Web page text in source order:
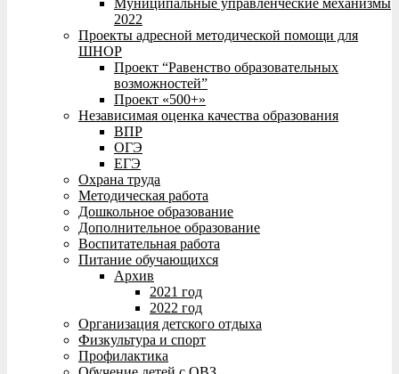
Муниципальные управленческие механизмы
2022
Проекты адресной методической помощи для
ШНОР
Проект “Равенство образовательных
возможностей”
Проект «500+»
Независимая оценка качества образования
ВПР
ОГЭ
ЕГЭ
Охрана труда
Методическая работа
Дошкольное образование
Дополнительное образование
Воспитательная работа
Питание обучающихся
Архив
2021 год
2022 год
Организация детского отдыха
Физкультура и спорт
Профилактика